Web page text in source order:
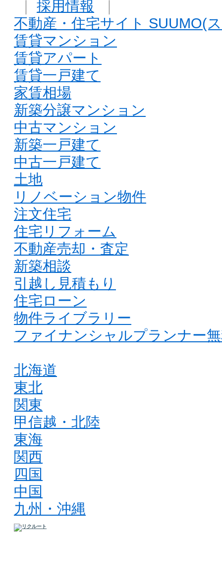
｜ 採用情報 ｜
不動産・住宅サイト SUUMO(
賃貸マンション
賃貸アパート
賃貸一戸建て
家賃相場
新築分譲マンション
中古マンション
新築一戸建て
中古一戸建て
土地
リノベーション物件
注文住宅
住宅リフォーム
不動産売却・査定
新築相談
引越し見積もり
住宅ローン
物件ライブラリー
ファイナンシャルプランナー
北海道
東北
関東
甲信越・北陸
東海
関西
四国
中国
九州・沖縄